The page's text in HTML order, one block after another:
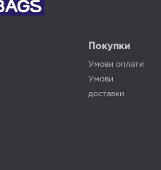
Покупки
Умови оплати
Умови
доставки